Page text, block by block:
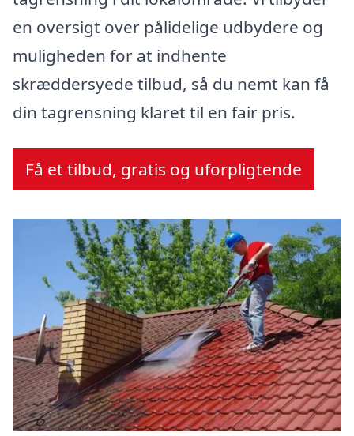
en oversigt over pålidelige udbydere og
muligheden for at indhente
skræddersyede tilbud, så du nemt kan få
din tagrensning klaret til en fair pris.
Få et tilbud, gratis og uforpligtende